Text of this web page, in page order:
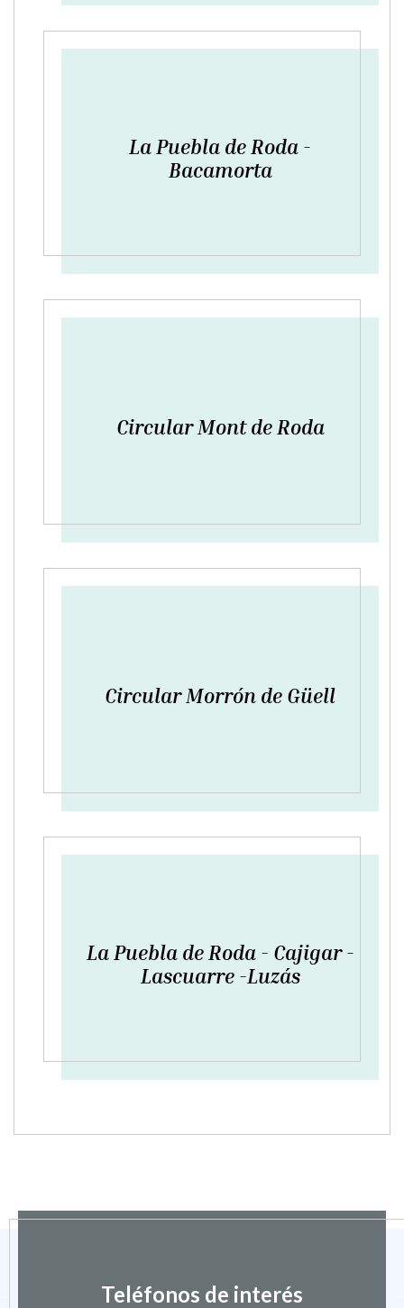
La Puebla de Roda -
Bacamorta
Circular Mont de Roda
Circular Morrón de Güell
La Puebla de Roda - Cajigar -
Lascuarre -Luzás
Teléfonos de interés